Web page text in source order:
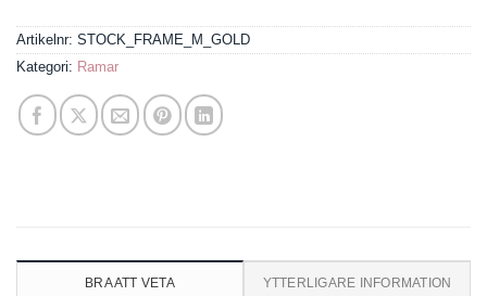
Artikelnr: STOCK_FRAME_M_GOLD
Kategori: Ramar
BRA ATT VETA YTTERLIGARE INFORMATION